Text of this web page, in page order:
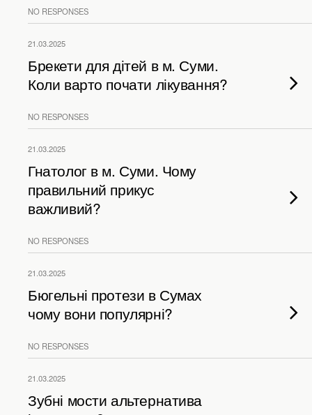
NO RESPONSES
21.03.2025
Брекети для дітей в м. Суми.
Коли варто почати лікування?
NO RESPONSES
21.03.2025
Гнатолог в м. Суми. Чому
правильний прикус
важливий?
NO RESPONSES
21.03.2025
Бюгельні протези в Сумах
чому вони популярні?
NO RESPONSES
21.03.2025
Зубні мости альтернатива